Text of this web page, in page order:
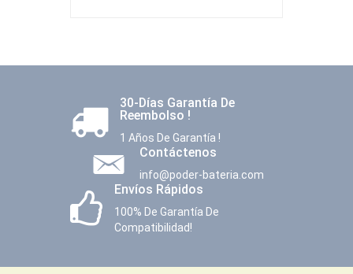
30-Días Garantía De
Reembolso !
1 Años De Garantía !
Contáctenos
info@poder-bateria.com
Envíos Rápidos
100% De Garantía De
Compatibilidad!